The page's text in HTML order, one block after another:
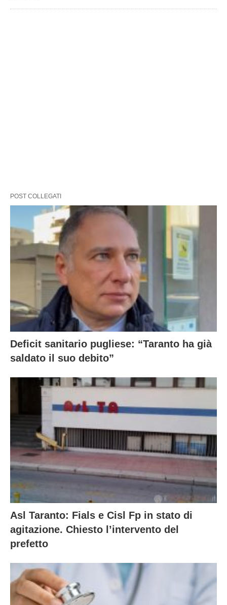
POST COLLEGATI
Deficit sanitario pugliese: “Taranto ha già
saldato il suo debito”
Asl Taranto: Fials e Cisl Fp in stato di
agitazione. Chiesto l’intervento del
prefetto